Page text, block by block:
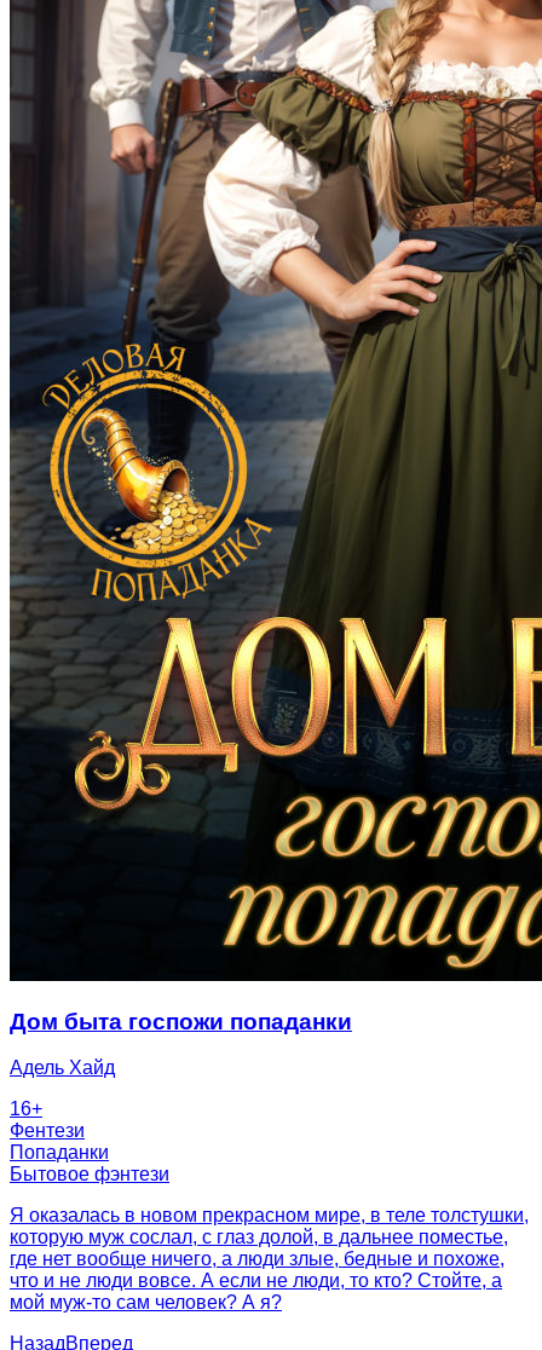
Дом быта госпожи попаданки
Адель Хайд
16+
Фентези
Попаданки
Бытовое фэнтези
Я оказалась в новом прекрасном мире, в теле толстушки,
которую муж сослал, с глаз долой, в дальнее поместье,
где нет вообще ничего, а люди злые, бедные и похоже,
что и не люди вовсе. А если не люди, то кто? Стойте, а
мой муж-то сам человек? А я?
НазадВперед